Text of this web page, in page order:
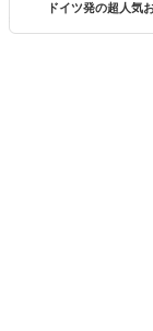
ドイツ発の超人気